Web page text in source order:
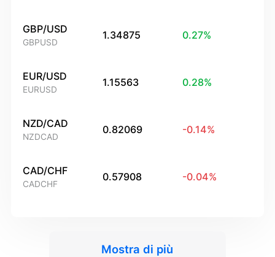
GBP/USD
GBPUSD
1.34875 0.27%
EUR/USD
EURUSD
1.15563 0.28%
NZD/CAD
NZDCAD
0.82069 -0.14%
CAD/CHF
CADCHF
0.57908 -0.04%
Mostra di più